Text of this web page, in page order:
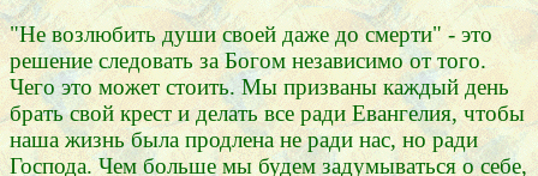
"Не возлюбить души своей даже до смерти" - это
решение следовать за Богом независимо от того.
Чего это может стоить. Мы призваны каждый день
брать свой крест и делать все ради Евангелия, чтобы
наша жизнь была продлена не ради нас, но ради
Господа. Чем больше мы будем задумываться о себе,